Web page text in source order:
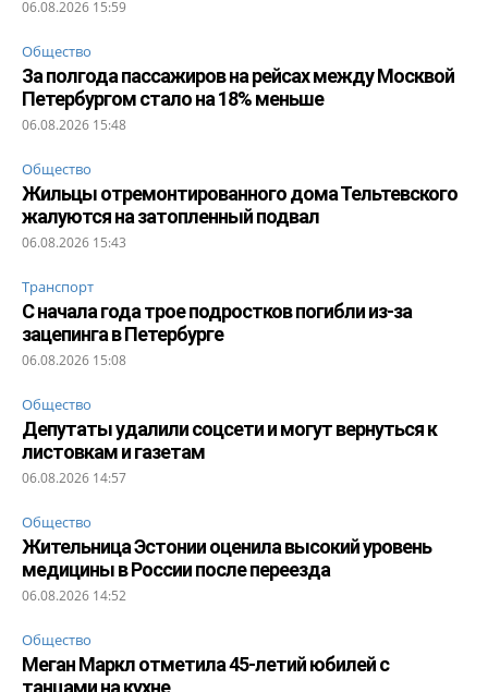
06.08.2026 15:59
Общество
За полгода пассажиров на рейсах между Москвой
Петербургом стало на 18% меньше
06.08.2026 15:48
Общество
Жильцы отремонтированного дома Тельтевского
жалуются на затопленный подвал
06.08.2026 15:43
Транспорт
С начала года трое подростков погибли из-за
зацепинга в Петербурге
06.08.2026 15:08
Общество
Депутаты удалили соцсети и могут вернуться к
листовкам и газетам
06.08.2026 14:57
Общество
Жительница Эстонии оценила высокий уровень
медицины в России после переезда
06.08.2026 14:52
Общество
Меган Маркл отметила 45-летий юбилей с
танцами на кухне